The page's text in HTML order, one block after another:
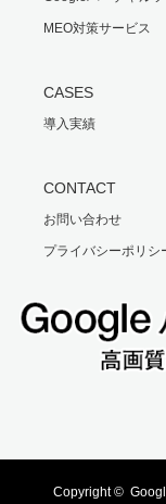
MEO対策サービス
CASES
導入実績
CONTACT
お問い合わせ
プライバシーポリシ
Copyright ©